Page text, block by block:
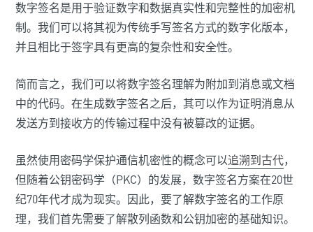
数字签名是用于验证数字和数据真实性和完整性的加密机
制。我们可以将其视为传统手写签名方式的数字化版本，
并且相比于签字具有更高的复杂性和安全性。
简而言之，我们可以将数字签名理解为附加到消息或文档
中的代码。在生成数字签名之后，其可以作为证明消息从
发送方到接收方的传输过程中没有被篡改的证据。
虽然使用密码学保护通信机密性的概念可以追溯到古代，
但随着公钥密码学（PKC）的发展，数字签名方案在20世
纪70年代才成为现实。因此，要了解数字签名的工作原
理，我们首先需要了解散列函数和公钥加密的基础知识。